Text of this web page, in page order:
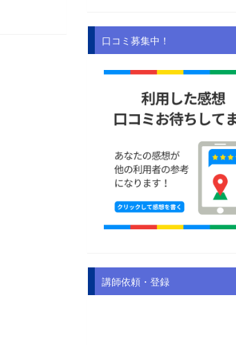
口コミ募集中！
講師依頼・登録